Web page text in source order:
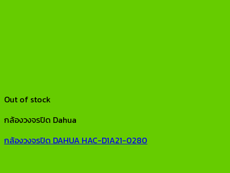
Out of stock
กล้องวงจรปิด Dahua
กล้องวงจรปิด DAHUA HAC-D1A21-0280